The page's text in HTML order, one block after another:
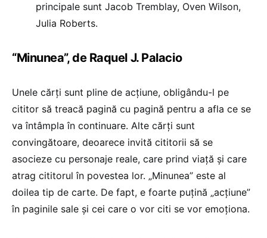
principale sunt Jacob Tremblay, Oven Wilson,
Julia Roberts.
“Minunea”, de Raquel J. Palacio
Unele cărți sunt pline de acțiune, obligându-l pe
cititor să treacă pagină cu pagină pentru a afla ce se
va întâmpla în continuare. Alte cărți sunt
convingătoare, deoarece invită cititorii să se
asocieze cu personaje reale, care prind viață și care
atrag cititorul în povestea lor. „Minunea” este al
doilea tip de carte. De fapt, e foarte puțină „acțiune”
în paginile sale și cei care o vor citi se vor emoționa.